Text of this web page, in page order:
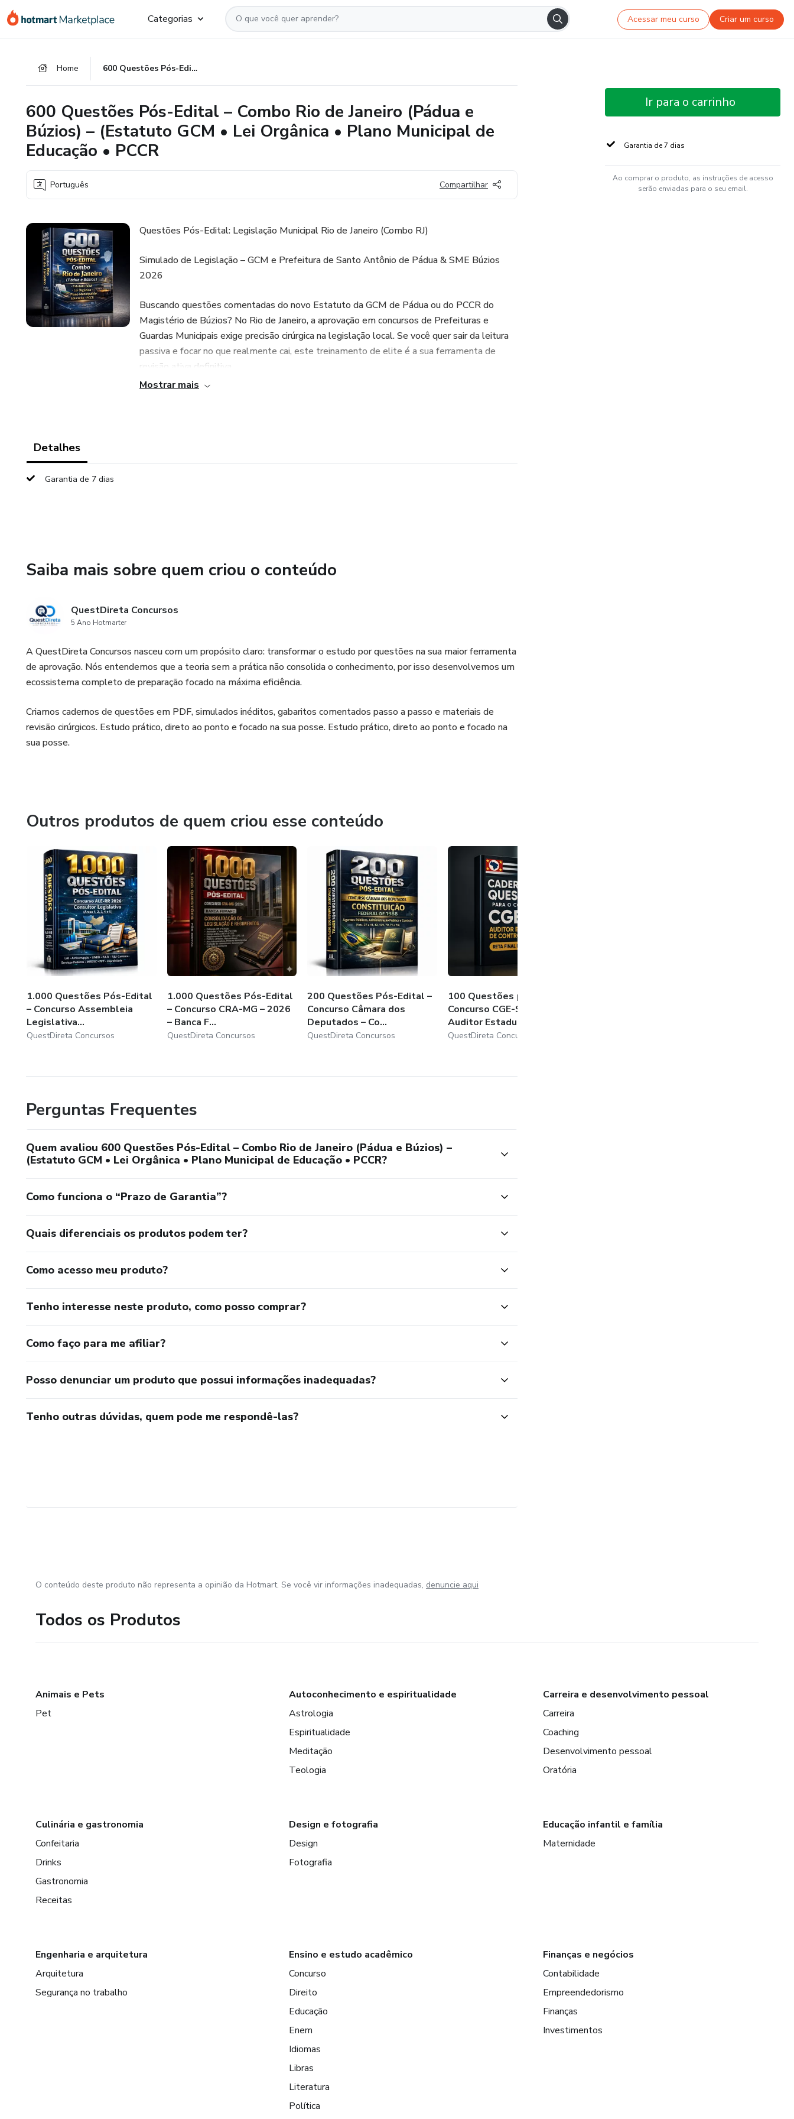
para
para
para
Categorias Acessar meu curso Criar um curso
Home 600 Questões Pós-Edital – Combo Rio de Janeiro (Pádua e Búzios) – (Estatuto GCM • Lei Orgânica • Plano Municipal de Educação • PCCR
600 Questões Pós-Edital – Combo Rio de Janeiro (Pádua e
Búzios) – (Estatuto GCM • Lei Orgânica • Plano Municipal de
Educação • PCCR
Português Compartilhar
Questões Pós-Edital: Legislação Municipal Rio de Janeiro (Combo RJ)
Simulado de Legislação – GCM e Prefeitura de Santo Antônio de Pádua & SME Búzios
2026
Buscando questões comentadas do novo Estatuto da GCM de Pádua ou do PCCR do
Magistério de Búzios? No Rio de Janeiro, a aprovação em concursos de Prefeituras e
Guardas Municipais exige precisão cirúrgica na legislação local. Se você quer sair da leitura
passiva e focar no que realmente cai, este treinamento de elite é a sua ferramenta de
revisão ativa definitiva.
Questões Prefeitura de Santo Antônio de Pádua (RJ): Foco na LOM-Pádua (Lei Orgânica
administrativa e os poderes do município.
Municipal de Educação) e no PCCR do Magistério (Plano de Carreira). O diferencial para
professores e servidores da educação que buscam estabilidade no litoral.
Foco em Legislação Recente: Inclui questões sobre a Lei 4.315/2024, garantindo que você
Preparação Tática Pós-Edital: Material 100% focado na reta final de 2026,
Mostrar mais
Detalhes
Garantia de 7 dias
Saiba mais sobre quem criou o conteúdo
QuestDireta Concursos
5 Ano Hotmarter
A QuestDireta Concursos nasceu com um propósito claro: transformar o estudo por questões na sua maior ferramenta
de aprovação. Nós entendemos que a teoria sem a prática não consolida o conhecimento, por isso desenvolvemos um
ecossistema completo de preparação focado na máxima eficiência.
Criamos cadernos de questões em PDF, simulados inéditos, gabaritos comentados passo a passo e materiais de
revisão cirúrgicos. Estudo prático, direto ao ponto e focado na sua posse. Estudo prático, direto ao ponto e focado na
sua posse.
Outros produtos de quem criou esse conteúdo
1.000 Questões Pós-Edital
– Concurso Assembleia
Legislativa...
QuestDireta Concursos
1.000 Questões Pós-Edital
– Concurso CRA-MG – 2026
– Banca F...
QuestDireta Concursos
200 Questões Pós-Edital –
Concurso Câmara dos
Deputados – Co...
QuestDireta Concursos
100 Questões para o
Concurso CGE-SP 2025 –
Auditor Estadual...
QuestDireta Concursos
Perguntas Frequentes
Quem avaliou 600 Questões Pós-Edital – Combo Rio de Janeiro (Pádua e Búzios) –
(Estatuto GCM • Lei Orgânica • Plano Municipal de Educação • PCCR?
Como funciona o “Prazo de Garantia”?
Quais diferenciais os produtos podem ter?
Como acesso meu produto?
Tenho interesse neste produto, como posso comprar?
Como faço para me afiliar?
Posso denunciar um produto que possui informações inadequadas?
Tenho outras dúvidas, quem pode me respondê-las?
Ir para o carrinho
Garantia de 7 dias
Ao comprar o produto, as instruções de acesso
serão enviadas para o seu email.
O conteúdo deste produto não representa a opinião da Hotmart. Se você vir informações inadequadas, denuncie aqui
Todos os Produtos
Animais e Pets
Pet
Autoconhecimento e espiritualidade
Astrologia
Espiritualidade
Meditação
Teologia
Carreira e desenvolvimento pessoal
Carreira
Coaching
Desenvolvimento pessoal
Oratória
Culinária e gastronomia
Confeitaria
Drinks
Gastronomia
Receitas
Design e fotografia
Design
Fotografia
Educação infantil e família
Maternidade
Engenharia e arquitetura
Arquitetura
Segurança no trabalho
Ensino e estudo acadêmico
Concurso
Direito
Educação
Enem
Idiomas
Libras
Literatura
Política
Finanças e negócios
Contabilidade
Empreendedorismo
Finanças
Investimentos